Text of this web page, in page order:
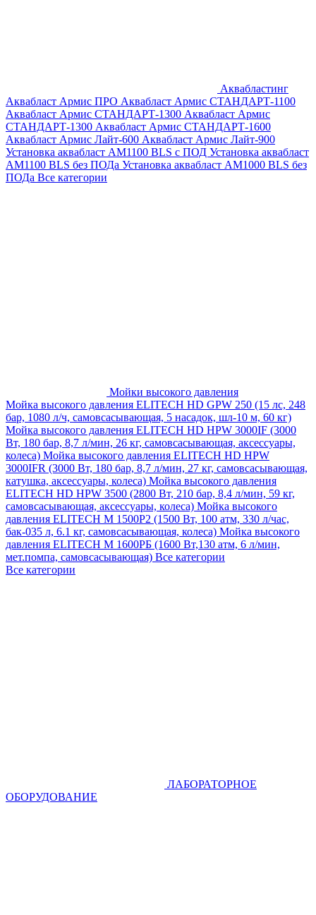
Аквабластинг
Аквабласт Армис ПРО Аквабласт Армис СТАНДАРТ-1100
Аквабласт Армис СТАНДАРТ-1300 Аквабласт Армис
СТАНДАРТ-1300 Аквабласт Армис СТАНДАРТ-1600
Аквабласт Армис Лайт-600 Аквабласт Армис Лайт-900
Установка аквабласт AM1100 BLS с ПОД Установка аквабласт
AM1100 BLS без ПОДа Установка аквабласт AM1000 BLS без
ПОДа Все категории
Мойки высокого давления
Мойка высокого давления ELITECH HD GPW 250 (15 лс, 248
бар, 1080 л/ч, самовсасывающая, 5 насадок, шл-10 м, 60 кг)
Мойка высокого давления ELITECH HD HPW 3000IF (3000
Вт, 180 бар, 8,7 л/мин, 26 кг, самовсасывающая, аксессуары,
колеса) Мойка высокого давления ELITECH HD HPW
3000IFR (3000 Вт, 180 бар, 8,7 л/мин, 27 кг, самовсасывающая,
катушка, аксессуары, колеса) Мойка высокого давления
ELITECH HD HPW 3500 (2800 Вт, 210 бар, 8,4 л/мин, 59 кг,
самовсасывающая, аксессуары, колеса) Мойка высокого
давления ELITECH M 1500P2 (1500 Вт, 100 атм, 330 л/час,
бак-035 л, 6.1 кг, самовсасывающая, колеса) Мойка высокого
давления ELITECH М 1600РБ (1600 Вт,130 атм, 6 л/мин,
мет.помпа, самовсасывающая) Все категории
Все категории
ЛАБОРАТОРНОЕ
ОБОРУДОВАНИЕ